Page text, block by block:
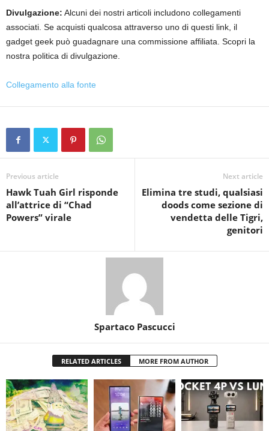
Divulgazione: Alcuni dei nostri articoli includono collegamenti
associati. Se acquisti qualcosa attraverso uno di questi link, il
gadget geek può guadagnare una commissione affiliata. Scopri la
nostra politica di divulgazione.
Collegamento alla fonte
Previous article
Hawk Tuah Girl risponde
all’attrice di “Chad
Powers” virale
Next article
Elimina tre studi, qualsiasi
doods come sezione di
vendetta delle Tigri,
genitori
Spartaco Pascucci
RELATED ARTICLES MORE FROM AUTHOR